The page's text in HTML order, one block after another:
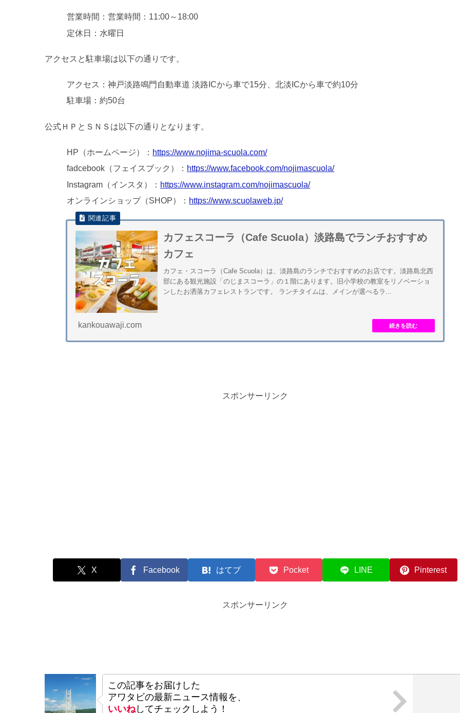
営業時間：営業時間：11:00～18:00
定休日：水曜日
アクセスと駐車場は以下の通りです。
アクセス：神戸淡路鳴門自動車道 淡路ICから車で15分、北淡ICから車で約10分
駐車場：約50台
公式ＨＰとＳＮＳは以下の通りとなります。
HP（ホームページ）： https://www.nojima-scuola.com/
fadcebook（フェイスブック）： https://www.facebook.com/nojimascuola/
Instagram（インスタ）： https://www.instagram.com/nojimascuola/
オンラインショップ（SHOP）： https://www.scuolaweb.jp/
カフェスコーラ（Cafe Scuola）淡路島でランチおすすめ
カフェ
カフェ・スコーラ（Cafe Scuola）は、淡路島のランチでおすすめのお店です。淡路島北西
部にある観光施設「のじまスコーラ」の１階にあります。旧小学校の教室をリノベーショ
ンしたお洒落カフェレストランです。 ランチタイムは、メインが選べるラ...
kankouawaji.com
スポンサーリンク
X Facebook はてブ Pocket LINE Pinterest
スポンサーリンク
この記事をお届けした
アワタビの最新ニュース情報を、
いいねしてチェックしよう！